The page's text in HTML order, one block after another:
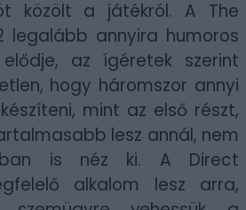
közölt a játékról. A The
legalább annyira humoros
az ígéretek szerint
hogy háromszor annyi
mint az első részt,
lesz annál, nem
is néz ki. A Direct
alkalom lesz arra,